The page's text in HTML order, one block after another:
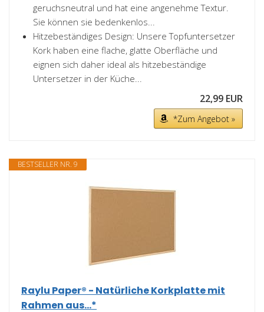
geruchsneutral und hat eine angenehme Textur.
Sie können sie bedenkenlos...
Hitzebeständiges Design: Unsere Topfuntersetzer
Kork haben eine flache, glatte Oberfläche und
eignen sich daher ideal als hitzebeständige
Untersetzer in der Küche...
22,99 EUR
*Zum Angebot »
BESTSELLER NR. 9
Raylu Paper® - Natürliche Korkplatte mit
Rahmen aus...*